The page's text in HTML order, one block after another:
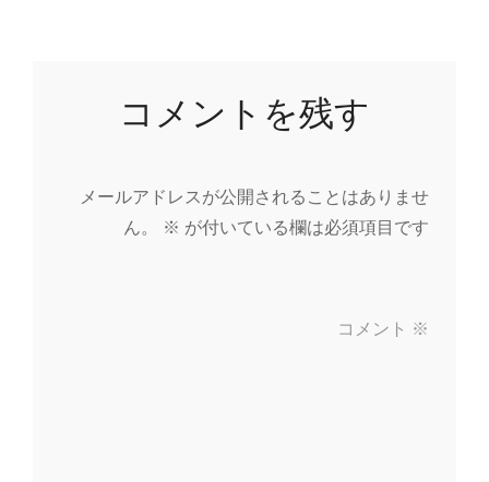
コメントを残す
メールアドレスが公開されることはありませ
ん。
※ が付いている欄は必須項目です
コメント ※